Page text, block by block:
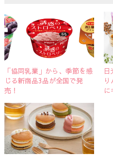
「協同乳業」から、季節を感
じる新商品3品が全国で発
売！
に